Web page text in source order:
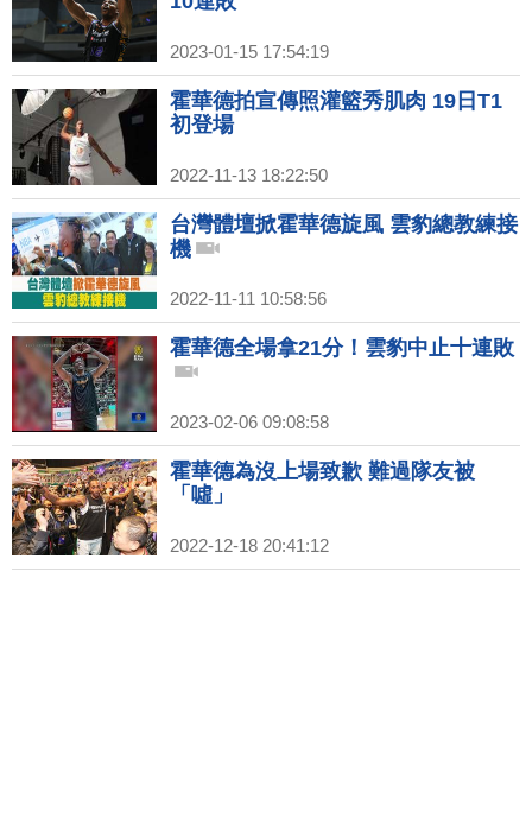
2023-01-15 17:54:19
霍華德拍宣傳照灌籃秀肌肉 19日T1
初登場
2022-11-13 18:22:50
台灣體壇掀霍華德旋風 雲豹總教練接
機
2022-11-11 10:58:56
霍華德全場拿21分！雲豹中止十連敗
2023-02-06 09:08:58
霍華德為沒上場致歉 難過隊友被
「噓」
2022-12-18 20:41:12